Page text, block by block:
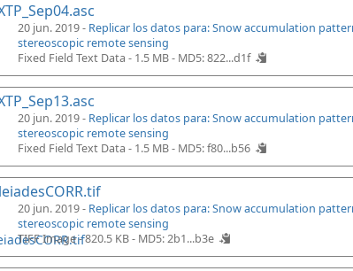
20 jun. 2019 - Replicar los datos para: Snow accumulation
stereoscopic remote sensing
Fixed Field Text Data - 1.5 MB - MD5: 822...d1f
20 jun. 2019 - Replicar los datos para: Snow accumulation
stereoscopic remote sensing
Fixed Field Text Data - 1.5 MB - MD5: f80...b56
20 jun. 2019 - Replicar los datos para: Snow accumulation
stereoscopic remote sensing
TIFF Image - 820.5 KB - MD5: 2b1...b3e